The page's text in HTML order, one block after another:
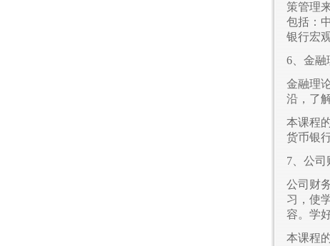
策管理
包括：
银行宏
6、金融
金融理
沿，了
本课程
货币银
7、公司
公司财
习，使
容。学
本课程